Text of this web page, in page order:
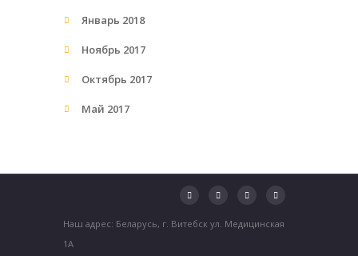
Январь 2018
Ноябрь 2017
Октябрь 2017
Май 2017
Наш адрес: Беларусь, г. Витебск ул. Медицинская
1А